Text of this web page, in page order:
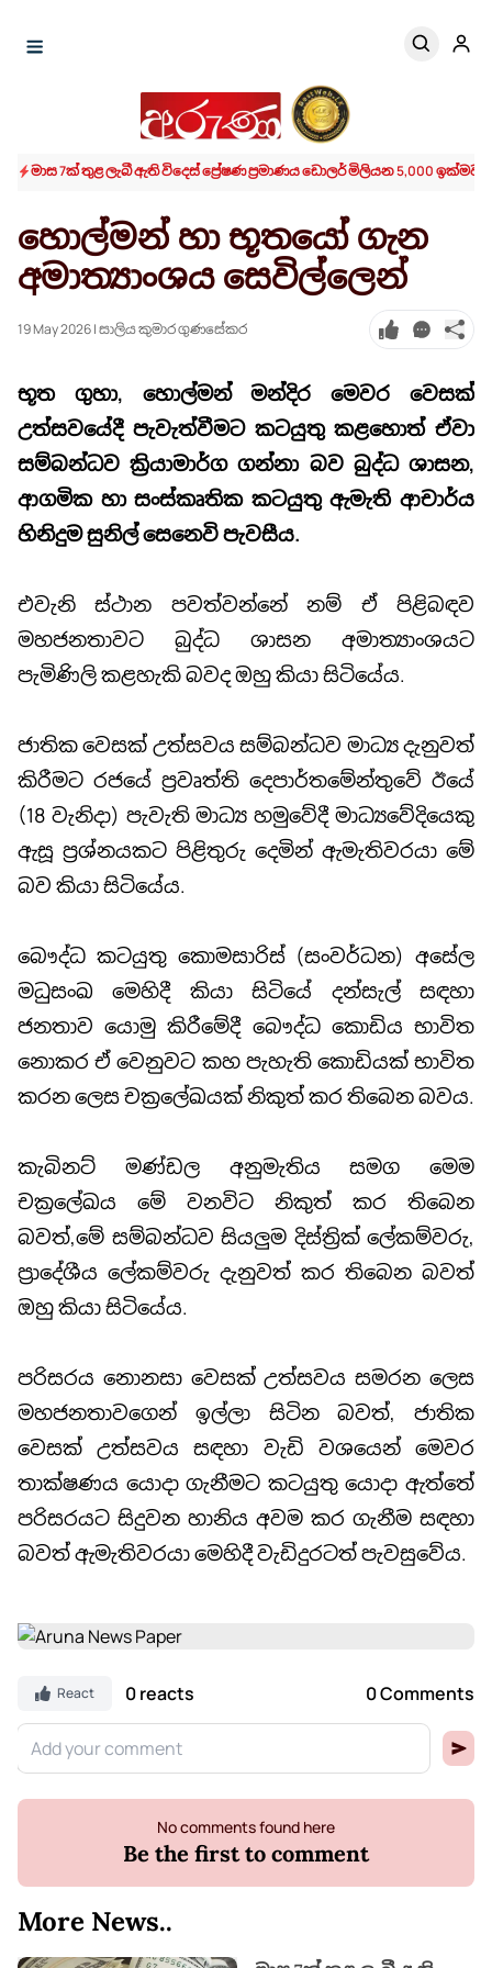
මාස 7ක් තුළ ලැබී ඇති විදෙස් ප්‍රේෂණ ප්‍රමාණය ඩොලර් මිලියන 5,000 ඉක්මවයි
හොල්මන් හා භූතයෝ ගැන
අමාත්‍යාංශය සෙවිල්ලෙන්
19 May 2026| සාලිය කුමාර ගුණසේකර
භූත ගුහා, හොල්මන් මන්දිර මෙවර වෙසක්
උත්සවයේදී පැවැත්වීමට කටයුතු කළහොත් ඒවා
සම්බන්ධව ක්‍රියාමාර්ග ගන්නා බව බුද්ධ ශාසන,
ආගමික හා සංස්කෘතික කටයුතු ඇමැති ආචාර්ය
හිනිදුම සුනිල් සෙනෙවි පැවසීය.
එවැනි ස්ථාන පවත්වන්නේ නම් ඒ පිළිබඳව
මහජනතාවට බුද්ධ ශාසන අමාත්‍යාංශයට
පැමිණිලි කළහැකි බවද ඔහු කියා සිටියේය.
ජාතික වෙසක් උත්සවය සම්බන්ධව මාධ්‍ය දැනුවත්
කිරීමට රජයේ ප්‍රවෘත්ති දෙපාර්තමේන්තුවේ ඊයේ
(18 වැනිදා) පැවැති මාධ්‍ය හමුවේදී මාධ්‍යවේදියෙකු
ඇසූ ප්‍රශ්නයකට පිළිතුරු දෙමින් ඇමැතිවරයා මේ
බව කියා සිටියේය.
බෞද්ධ කටයුතු කොමසාරිස් (සංවර්ධන) අසේල
මධුසංඛ මෙහිදී කියා සිටියේ දන්සැල් සඳහා
ජනතාව යොමු කිරීමේදී බෞද්ධ කොඩිය භාවිත
නොකර ඒ වෙනුවට කහ පැහැති කොඩියක් භාවිත
කරන ලෙස චක්‍රලේඛයක් නිකුත් කර තිබෙන බවය.
කැබිනට් මණ්ඩල අනුමැතිය සමග මෙම
චක්‍රලේඛය මේ වනවිට නිකුත් කර තිබෙන
බවත්,මේ සම්බන්ධව සියලුම දිස්ත්‍රික් ලේකම්වරු,
ප්‍රාදේශීය ලේකම්වරු දැනුවත් කර තිබෙන බවත්
ඔහු කියා සිටියේය.
පරිසරය නොනසා වෙසක් උත්සවය සමරන ලෙස
මහජනතාවගෙන් ඉල්ලා සිටින බවත්, ජාතික
වෙසක් උත්සවය සඳහා වැඩි වශයෙන් මෙවර
තාක්ෂණය යොදා ගැනීමට කටයුතු යොදා ඇත්තේ
පරිසරයට සිදුවන හානිය අවම කර ගැනීම සඳහා
බවත් ඇමැතිවරයා මෙහිදී වැඩිදුරටත් පැවසුවේය.
React 0 reacts 0 Comments
No comments found here
Be the first to comment
More News..